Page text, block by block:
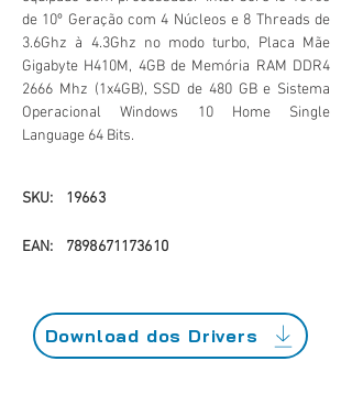
de 10º Geração com 4 Núcleos e 8 Threads de
3.6Ghz à 4.3Ghz no modo turbo, Placa Mãe
Gigabyte H410M, 4GB de Memória RAM DDR4
2666 Mhz (1x4GB), SSD de 480 GB e Sistema
Operacional Windows 10 Home Single
Language 64 Bits.
SKU: 19663
EAN: 7898671173610
Download dos Drivers